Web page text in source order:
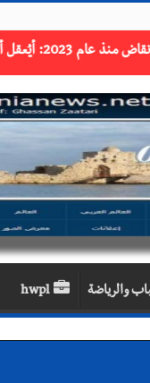
والرياضة hwpl